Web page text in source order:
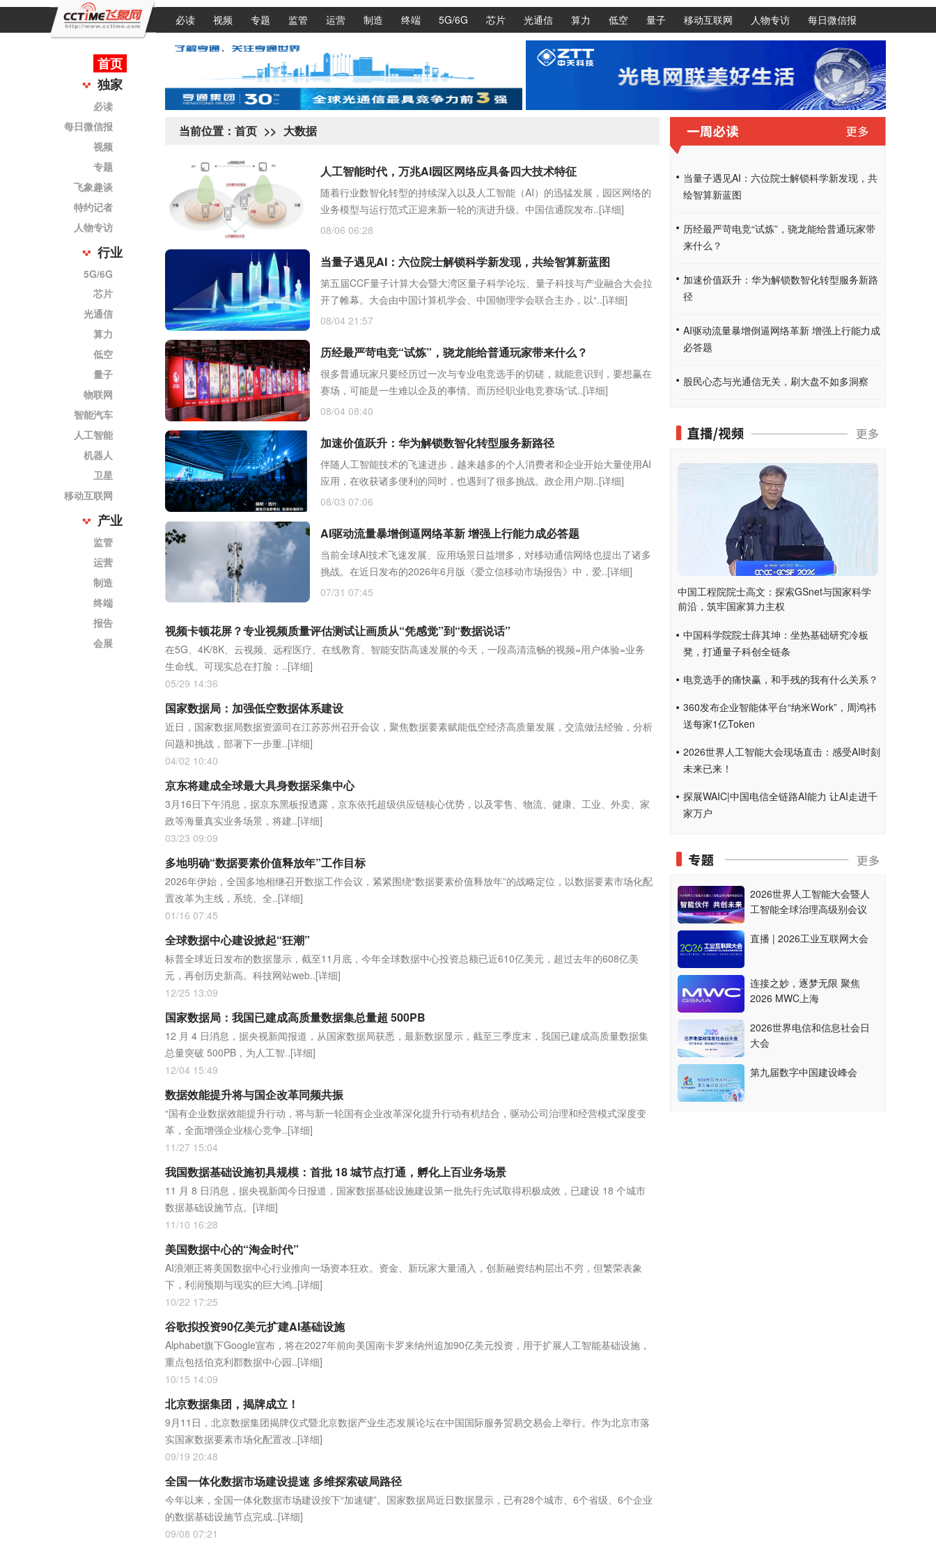
必读 视频 专题 监管 运营 制造 终端 5G/6G 芯片 光通信 算力 低空 量子 移动互联网 人物专访 每日微信报
首页
独家
必读
每日微信报
视频
专题
飞象趣谈
特约记者
人物专访
行业
5G/6G
芯片
光通信
算力
低空
量子
物联网
智能汽车
人工智能
机器人
卫星
移动互联网
产业
监管
运营
制造
终端
报告
会展
当前位置： 首页 >> 大数据
人工智能时代，万兆AI园区网络应具备四大技术特征
随着行业数智化转型的持续深入以及人工智能（AI）的迅猛发展，园区网络的
业务模型与运行范式正迎来新一轮的演进升级。中国信通院发布..[详细]
08/06 06:28
当量子遇见AI：六位院士解锁科学新发现，共绘智算新蓝图
第五届CCF量子计算大会暨大湾区量子科学论坛、量子科技与产业融合大会拉
开了帷幕。大会由中国计算机学会、中国物理学会联合主办，以“..[详细]
08/04 21:57
历经最严苛电竞“试炼”，骁龙能给普通玩家带来什么？
很多普通玩家只要经历过一次与专业电竞选手的切磋，就能意识到，要想赢在
赛场，可能是一生难以企及的事情。而历经职业电竞赛场“试..[详细]
08/04 08:40
加速价值跃升：华为解锁数智化转型服务新路径
伴随人工智能技术的飞速进步，越来越多的个人消费者和企业开始大量使用AI
应用，在收获诸多便利的同时，也遇到了很多挑战。政企用户期..[详细]
08/03 07:06
AI驱动流量暴增倒逼网络革新 增强上行能力成必答题
当前全球AI技术飞速发展、应用场景日益增多，对移动通信网络也提出了诸多
挑战。在近日发布的2026年6月版《爱立信移动市场报告》中，爱..[详细]
07/31 07:45
视频卡顿花屏？专业视频质量评估测试让画质从“凭感觉”到“数据说话”
在5G、4K/8K、云视频、远程医疗、在线教育、智能安防高速发展的今天，一段高清流畅的视频=用户体验=业务
生命线。可现实总在打脸：..[详细]
05/29 14:36
国家数据局：加强低空数据体系建设
近日，国家数据局数据资源司在江苏苏州召开会议，聚焦数据要素赋能低空经济高质量发展，交流做法经验，分析
问题和挑战，部署下一步重..[详细]
04/02 10:40
京东将建成全球最大具身数据采集中心
3月16日下午消息，据京东黑板报透露，京东依托超级供应链核心优势，以及零售、物流、健康、工业、外卖、家
政等海量真实业务场景，将建..[详细]
03/23 09:09
多地明确“数据要素价值释放年”工作目标
2026年伊始，全国多地相继召开数据工作会议，紧紧围绕“数据要素价值释放年”的战略定位，以数据要素市场化配
置改革为主线，系统、全..[详细]
01/16 07:45
全球数据中心建设掀起“狂潮”
标普全球近日发布的数据显示，截至11月底，今年全球数据中心投资总额已近610亿美元，超过去年的608亿美
元，再创历史新高。科技网站web..[详细]
12/25 13:09
国家数据局：我国已建成高质量数据集总量超 500PB
12 月 4 日消息，据央视新闻报道，从国家数据局获悉，最新数据显示，截至三季度末，我国已建成高质量数据集
总量突破 500PB，为人工智..[详细]
12/04 15:49
数据效能提升将与国企改革同频共振
“国有企业数据效能提升行动，将与新一轮国有企业改革深化提升行动有机结合，驱动公司治理和经营模式深度变
革，全面增强企业核心竞争..[详细]
11/27 15:04
我国数据基础设施初具规模：首批 18 城节点打通，孵化上百业务场景
11 月 8 日消息，据央视新闻今日报道，国家数据基础设施建设第一批先行先试取得积极成效，已建设 18 个城市
数据基础设施节点。 [详细]
11/10 16:28
美国数据中心的“淘金时代”
AI浪潮正将美国数据中心行业推向一场资本狂欢。资金、新玩家大量涌入，创新融资结构层出不穷，但繁荣表象
下，利润预期与现实的巨大鸿..[详细]
10/22 17:25
谷歌拟投资90亿美元扩建AI基础设施
Alphabet旗下Google宣布，将在2027年前向美国南卡罗来纳州追加90亿美元投资，用于扩展人工智能基础设施，
重点包括伯克利郡数据中心园..[详细]
10/15 14:09
北京数据集团，揭牌成立！
9月11日，北京数据集团揭牌仪式暨北京数据产业生态发展论坛在中国国际服务贸易交易会上举行。作为北京市落
实国家数据要素市场化配置改..[详细]
09/19 20:48
全国一体化数据市场建设提速 多维探索破局路径
今年以来，全国一体化数据市场建设按下“加速键”。国家数据局近日数据显示，已有28个城市、6个省级、6个企业
的数据基础设施节点完成..[详细]
09/08 07:21
当量子遇见AI：六位院士解锁科学新发现，共
绘智算新蓝图
历经最严苛电竞“试炼”，骁龙能给普通玩家带
来什么？
加速价值跃升：华为解锁数智化转型服务新路
径
AI驱动流量暴增倒逼网络革新 增强上行能力成
必答题
股民心态与光通信无关，刷大盘不如多洞察
中国工程院院士高文：探索GSnet与国家科学
前沿，筑牢国家算力主权
中国科学院院士薛其坤：坐热基础研究冷板
凳，打通量子科创全链条
电竞选手的痛快赢，和手残的我有什么关系？
360发布企业智能体平台“纳米Work”，周鸿祎
送每家1亿Token
2026世界人工智能大会现场直击：感受AI时刻
未来已来！
探展WAIC|中国电信全链路AI能力 让AI走进千
家万户
2026世界人工智能大会暨人
工智能全球治理高级别会议
直播 | 2026工业互联网大会
连接之妙，逐梦无限 聚焦
2026 MWC上海
2026世界电信和信息社会日
大会
第九届数字中国建设峰会